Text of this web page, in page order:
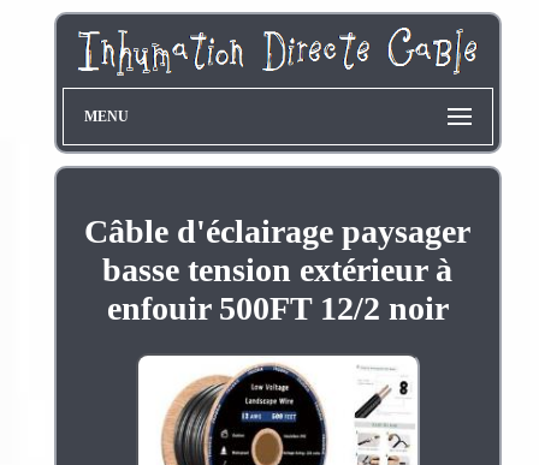
MENU
Câble d'éclairage paysager
basse tension extérieur à
enfouir 500FT 12/2 noir